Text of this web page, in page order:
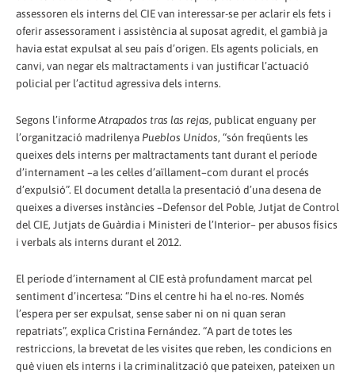
assessoren els interns del CIE van interessar-se per aclarir els fets i
oferir assessorament i assistència al suposat agredit, el gambià ja
havia estat expulsat al seu país d’origen. Els agents policials, en
canvi, van negar els maltractaments i van justificar l’actuació
policial per l’actitud agressiva dels interns.
Segons l’informeAtrapados tras las rejas, publicat enguany per
l’organització madrilenya Pueblos Unidos, “són freqüents les
queixes dels interns per maltractaments tant durant el període
d’internament –a les cel·les d’aïllament–com durant el procés
d’expulsió”. El document detalla la presentació d’una desena de
queixes a diverses instàncies –Defensor del Poble, Jutjat de Control
del CIE, Jutjats de Guàrdia i Ministeri de l’Interior– per abusos físics
i verbals als interns durant el 2012.
El període d’internament al CIE està profundament marcat pel
sentiment d’incertesa: “Dins el centre hi ha el no-res. Només
l’espera per ser expulsat, sense saber ni on ni quan seran
repatriats”, explica Cristina Fernández. “A part de totes les
restriccions, la brevetat de les visites que reben, les condicions en
què viuen els interns i la criminalització que pateixen, pateixen un